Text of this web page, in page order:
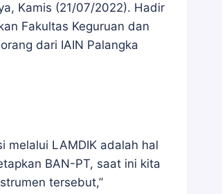
Kamis (21/07/2022). Hadir
Fakultas Keguruan dan
dari IAIN Palangka
melalui LAMDIK adalah hal
BAN-PT, saat ini kita
tersebut,”